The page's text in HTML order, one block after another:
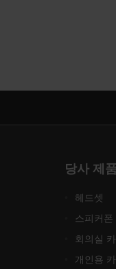
당사 제품
헤드셋
스피커폰
회의실
개인용